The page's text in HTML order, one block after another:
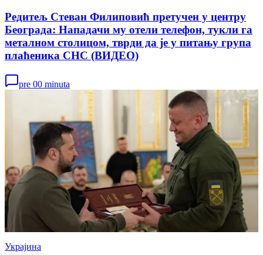
Редитељ Стеван Филиповић претучен у центру
Београда: Нападачи му отели телефон, тукли га
металном столицом, тврди да је у питању група
плаћеника СНС (ВИДЕО)
pre 00 minuta
Украјина